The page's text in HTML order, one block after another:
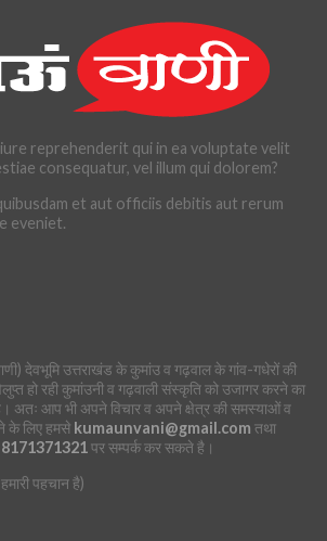
reprehenderit qui in ea voluptate velit
consequatur, vel illum qui dolorem?
et aut officiis debitis aut rerum
eveniet.
देवभूमि उत्तराखंड के कुमांउ व गढ़वाल के गांव-गधेरों की
हो रही कुमांउनी व गढ़वाली संस्कृति को उजागर करने का
अतः आप भी अपने विचार व अपने क्षेत्र की समस्याओं व
के लिए हमसे kumaunvani@gmail.com तथा
8171371321पर सम्पर्क कर सकते है।
पहचान है)